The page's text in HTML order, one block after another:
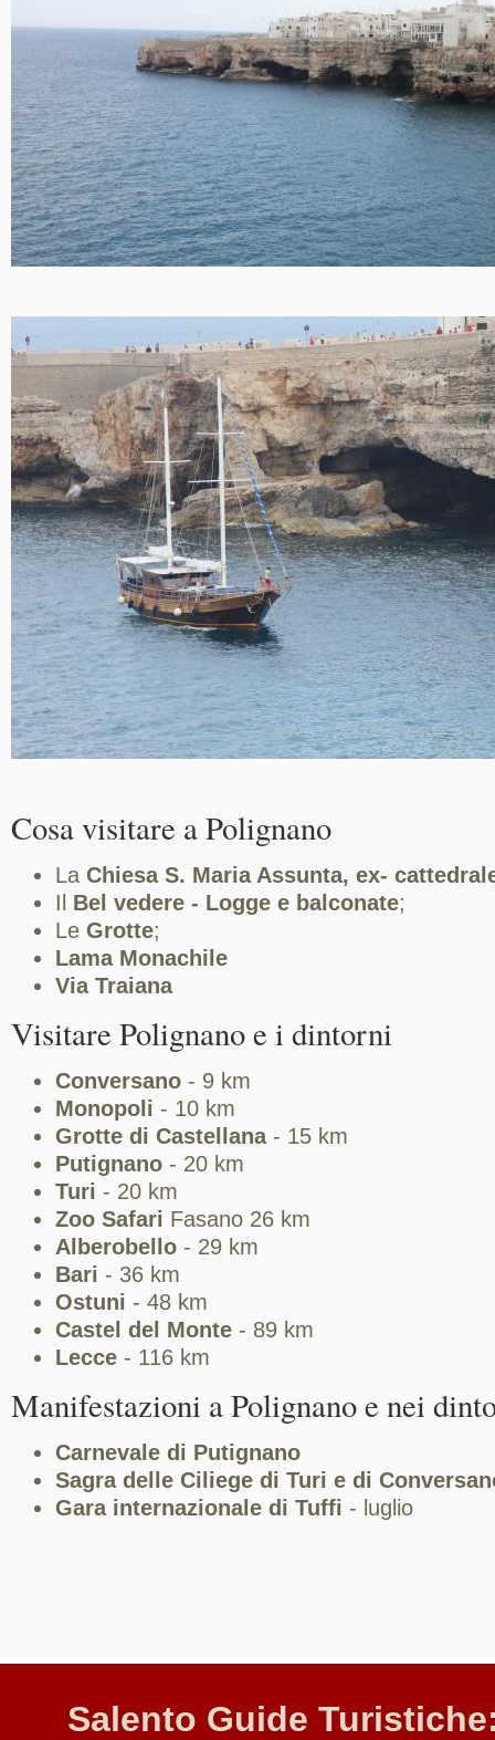
Cosa visitare a Polignano
La Chiesa S. Maria Assunta, ex-
Il Bel vedere - Logge e balconate;
Le Grotte;
Lama Monachile
Via Traiana
Visitare Polignano e i dintorni
Conversano - 9 km
Monopoli - 10 km
Grotte di Castellana- 15 km
Putignano - 20 km
Turi - 20 km
Zoo Safari Fasano 26 km
Alberobello - 29 km
Bari - 36 km
Ostuni - 48 km
Castel del Monte - 89 km
Lecce - 116 km
Manifestazioni a Polignano e nei
Carnevale di Putignano
Sagra delle Ciliege di Turi e di
Gara internazionale di Tuffi - luglio
Salento Guide